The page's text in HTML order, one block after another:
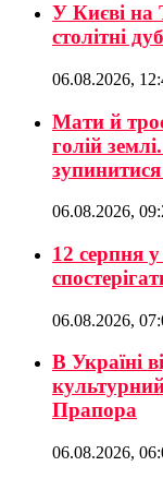
У Києві на
столітні
06.08.2026,
Мати й
голій
06.08.2026,
12 серпня
06.08.2026,
В Україні
Прапора
06.08.2026,